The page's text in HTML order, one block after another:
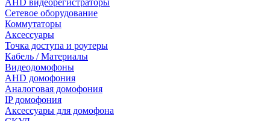
AHD видеорегистраторы
Сетевое оборудование
Коммутаторы
Аксессуары
Точка доступа и роутеры
Кабель / Материалы
Видеодомофоны
AHD домофония
Аналоговая домофония
IP домофония
Аксессуары для домофона